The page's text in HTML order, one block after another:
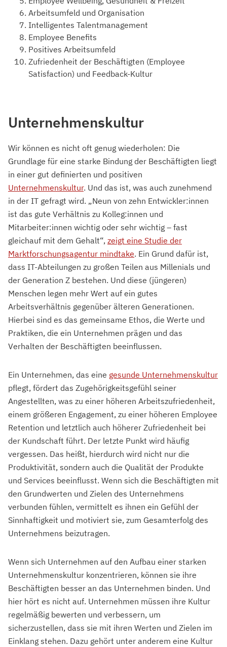
Arbeitsumfeld und Organisation
Intelligentes Talentmanagement
Employee Benefits
Positives Arbeitsumfeld
Zufriedenheit der Beschäftigten (Employee
Satisfaction) und Feedback-Kultur
Unternehmenskultur
Wir können es nicht oft genug wiederholen: Die
Grundlage für eine starke Bindung der Beschäftigten liegt
in einer gut definierten und positiven
Unternehmenskultur. Und das ist, was auch zunehmend
in der IT gefragt wird. „Neun von zehn Entwickler:innen
ist das gute Verhältnis zu Kolleg:innen und
Mitarbeiter:innen wichtig oder sehr wichtig – fast
gleichauf mit dem Gehalt“, zeigt eine Studie der
Marktforschungsagentur mindtake. Ein Grund dafür ist,
dass IT-Abteilungen zu großen Teilen aus Millenials und
der Generation Z bestehen. Und diese (jüngeren)
Menschen legen mehr Wert auf ein gutes
Arbeitsverhältnis gegenüber älteren Generationen.
Hierbei sind es das gemeinsame Ethos, die Werte und
Praktiken, die ein Unternehmen prägen und das
Verhalten der Beschäftigten beeinflussen.
Ein Unternehmen, das eine gesunde Unternehmenskultur
pflegt, fördert das Zugehörigkeitsgefühl seiner
Angestellten, was zu einer höheren Arbeitszufriedenheit,
einem größeren Engagement, zu einer höheren Employee
Retention und letztlich auch höherer Zufriedenheit bei
der Kundschaft führt. Der letzte Punkt wird häufig
vergessen. Das heißt, hierdurch wird nicht nur die
Produktivität, sondern auch die Qualität der Produkte
und Services beeinflusst. Wenn sich die Beschäftigten mit
den Grundwerten und Zielen des Unternehmens
verbunden fühlen, vermittelt es ihnen ein Gefühl der
Sinnhaftigkeit und motiviert sie, zum Gesamterfolg des
Unternehmens beizutragen.
Wenn sich Unternehmen auf den Aufbau einer starken
Unternehmenskultur konzentrieren, können sie ihre
Beschäftigten besser an das Unternehmen binden. Und
hier hört es nicht auf. Unternehmen müssen ihre Kultur
regelmäßig bewerten und verbessern, um
sicherzustellen, dass sie mit ihren Werten und Zielen im
Einklang stehen. Dazu gehört unter anderem eine Kultur